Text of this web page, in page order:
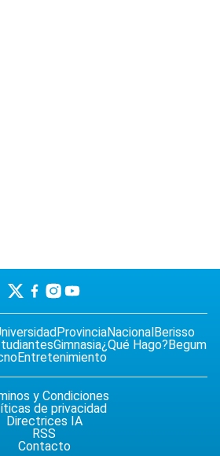
ProvinciaNacional Berisso
Gimnasia¿Qué Hago? Begum
Entretenimiento
y Condiciones
de privacidad
Directrices IA
RSS
Contacto